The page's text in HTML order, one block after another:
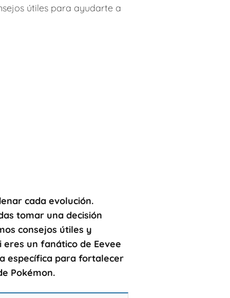
útiles para ayudarte a
cada evolución.
tomar una decisión
consejos útiles y
eres un fanático de Eevee
específica para fortalecer
Pokémon.